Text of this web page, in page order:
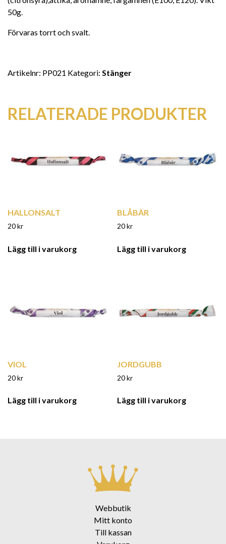
50g.
Förvaras torrt och svalt.
Artikelnr: PP021 Kategori: Stänger
RELATERADE PRODUKTER
HALLONSALT
20kr
Lägg till i varukorg
BLÅBÄR
20kr
Lägg till i varukorg
VIOL
20kr
Lägg till i varukorg
JORDGUBB
20kr
Lägg till i varukorg
Webbutik
Mitt konto
Till kassan